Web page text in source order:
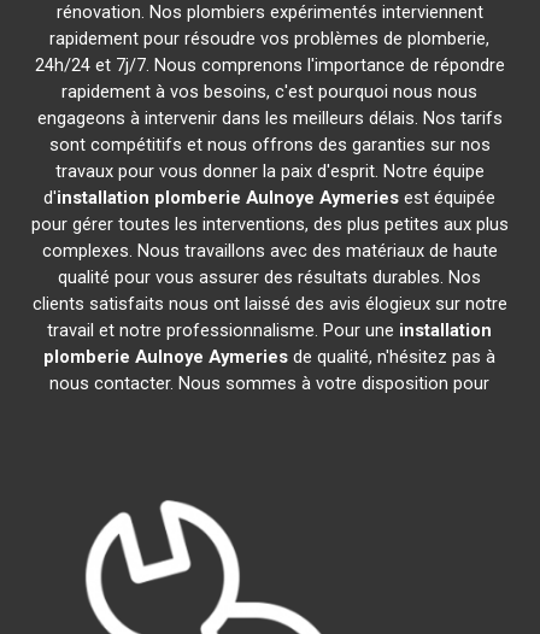
rénovation. Nos plombiers expérimentés interviennent
rapidement pour résoudre vos problèmes de plomberie,
24h/24 et 7j/7. Nous comprenons l'importance de répondre
rapidement à vos besoins, c'est pourquoi nous nous
engageons à intervenir dans les meilleurs délais. Nos tarifs
sont compétitifs et nous offrons des garanties sur nos
travaux pour vous donner la paix d'esprit. Notre équipe
d'installation plomberie Aulnoye Aymeries est équipée
pour gérer toutes les interventions, des plus petites aux plus
complexes. Nous travaillons avec des matériaux de haute
qualité pour vous assurer des résultats durables. Nos
clients satisfaits nous ont laissé des avis élogieux sur notre
travail et notre professionnalisme. Pour une installation
plomberie Aulnoye Aymeries de qualité, n'hésitez pas à
nous contacter. Nous sommes à votre disposition pour